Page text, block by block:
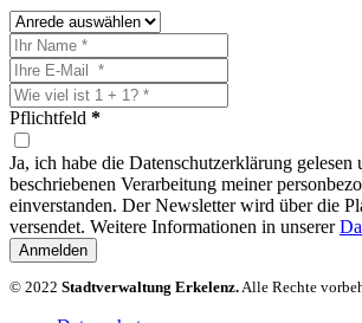
Pflichtfeld *
Ja, ich habe die Datenschutzerklärung
beschriebenen Verarbeitung meiner
einverstanden. Der Newsletter wird über die
versendet. Weitere Informationen in unserer
Anmelden
© 2022 Stadtverwaltung Erkelenz.Alle Rechte